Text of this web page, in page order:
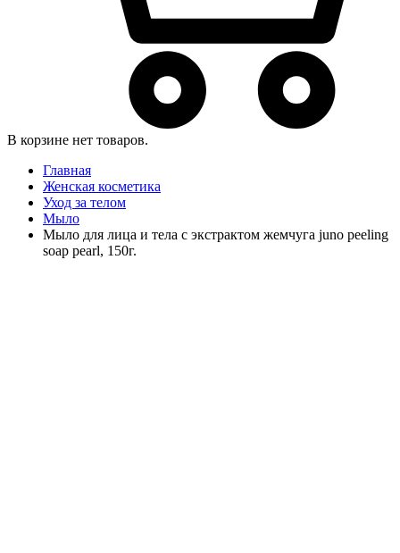
В корзине нет товаров.
Главная
Женская косметика
Уход за телом
Мыло
Мыло для лица и тела с экстрактом жемчуга juno peeling
soap pearl, 150г.